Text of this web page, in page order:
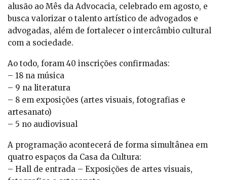
alusão ao Mês da Advocacia, celebrado em agosto, e
busca valorizar o talento artístico de advogados e
advogadas, além de fortalecer o intercâmbio cultural
com a sociedade.
Ao todo, foram 40 inscrições confirmadas:
– 18 na música
– 9 na literatura
– 8 em exposições (artes visuais, fotografias e
artesanato)
– 5 no audiovisual
A programação acontecerá de forma simultânea em
quatro espaços da Casa da Cultura:
– Hall de entrada – Exposições de artes visuais,